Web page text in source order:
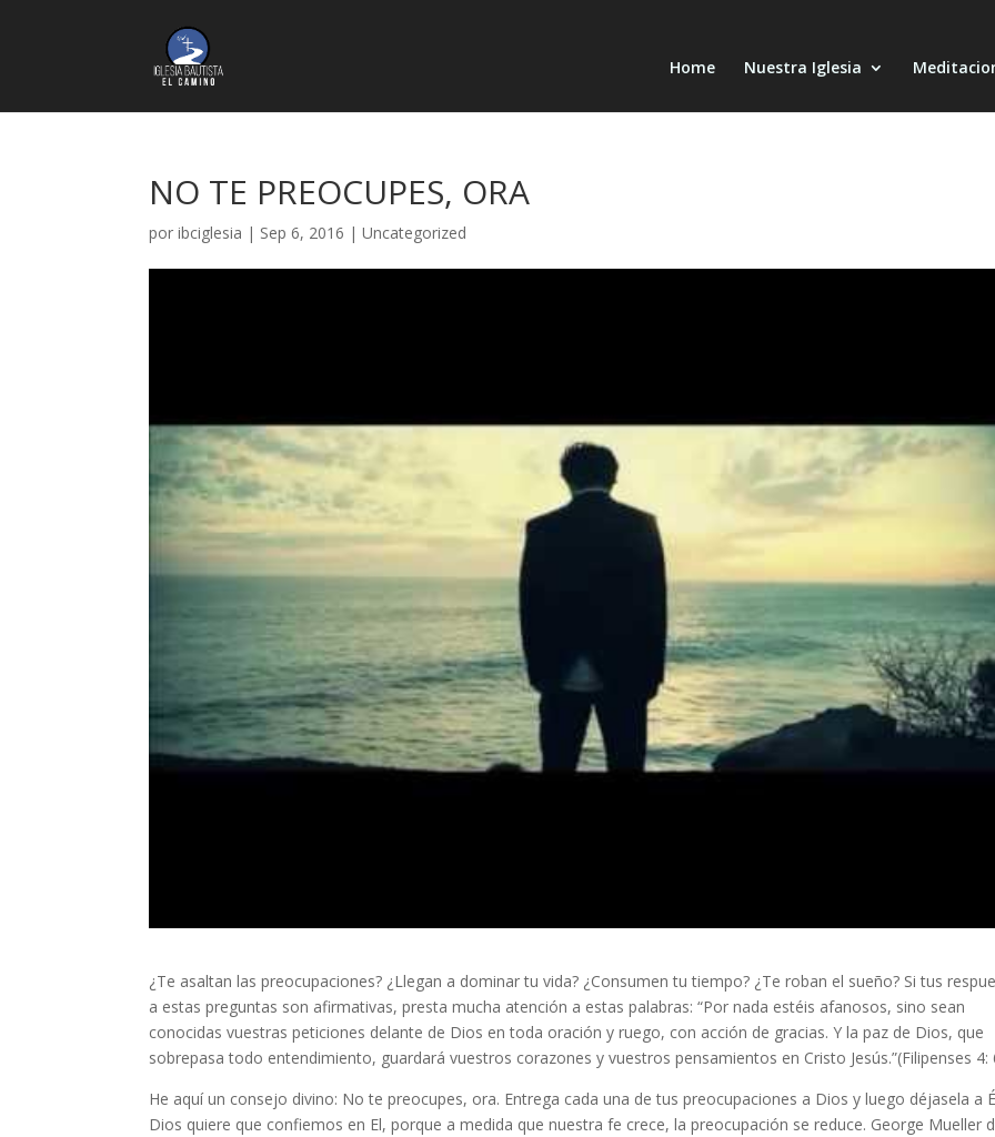
Home Nuestra Iglesia
NO TE PREOCUPES, ORA
poribciglesia | Sep 6, 2016 |Uncategorized
¿Te asaltan las preocupaciones? ¿Llegan a dominar tu vida? ¿Consumen tu tiempo? ¿Te roban el sueño? Si tus
a estas preguntas son afirmativas, presta mucha atención a estas palabras: “Por nada estéis afanosos, sino sean
conocidas vuestras peticiones delante de Dios en toda oración y ruego, con acción de gracias. Y la paz de Dios, que
sobrepasa todo entendimiento, guardará vuestros corazones y vuestros pensamientos en Cristo Jesús.”(Filipenses 4:
He aquí un consejo divino: No te preocupes, ora. Entrega cada una de tus preocupaciones a Dios y luego déjasela a
Dios quiere que confiemos en El, porque a medida que nuestra fe crece, la preocupación se reduce. George Mueller